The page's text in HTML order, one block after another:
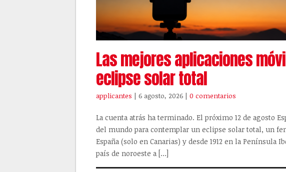
Las mejores aplicaciones
eclipse solar total
applicantes | 6 agosto, 2026 | 0 comentarios
La cuenta atrás ha terminado. El próximo 12 de agosto
del mundo para contemplar un eclipse solar total, un
España (solo en Canarias) y desde 1912 en la Península
país de noroeste a […]